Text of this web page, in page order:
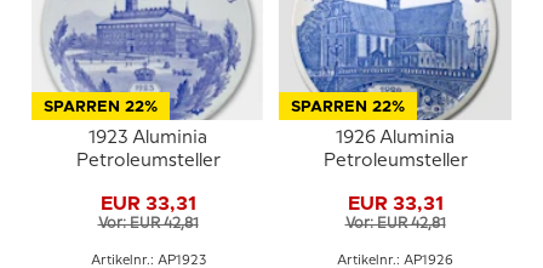
SPARREN 22%
1923 Aluminia
Petroleumsteller
EUR 33,31
Vor: EUR 42,81
Artikelnr.: AP1923
SPARREN 22%
1926 Aluminia
Petroleumsteller
EUR 33,31
Vor: EUR 42,81
Artikelnr.: AP1926